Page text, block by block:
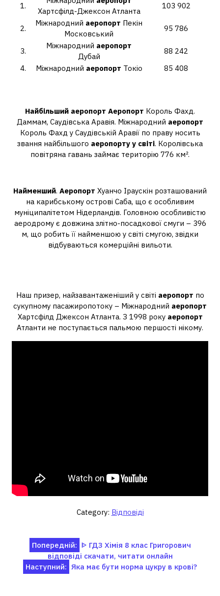
1.
Хартсфілд-Джексон Атланта
103 902
2.
Міжнародний аеропорт Пекін
Московський
95 786
3.
Міжнародний аеропорт
Дубай
88 242
4.
Міжнародний аеропорт Токіо 85 408
Найбільший аеропорт Аеропорт Король Фахд.
Даммам, Саудівська Аравія. Міжнародний аеропорт
Король Фахд у Саудівській Аравії по праву носить
звання найбільшого аеропорту у світі. Королівська
повітряна гавань займає територію 776 км².
Найменший. Аеропорт Хуанчо Іраускін розташований
на карибському острові Саба, що є особливим
муніципалітетом Нідерландів. Головною особливістю
аеродрому є довжина злітно-посадкової смуги – 396
м, що робить її найменшою у світі смугою, звідки
відбуваються комерційні вильоти.
Наш призер, найзавантаженіший у світі аеропорт по
сукупному пасажиропотоку – Міжнародний аеропорт
Хартсфілд Джексон Атланта. З 1998 року аеропорт
Атланти не поступається пальмою першості нікому.
Category: Відповіді
Навігація
записів
Попередній: ᐈ ГДЗ Хімія 8 клас Григорович
відповіді скачати, читати онлайн
Наступний: Яка має бути норма цукру в крові?